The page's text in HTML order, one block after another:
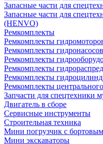
Запасные части для
Запасные части для
(HENVO)
Ремкомплекты
Ремкомплекты
Ремкомплекты гидронасосов
Ремкомплекты
Ремкомплекты
Ремкомплекты
Ремкомплекты
Запчасти для спецтехники
Двигатель в сборе
Сервисные инструменты
Строительная техника
Мини погрузчик с
Мини экскаваторы